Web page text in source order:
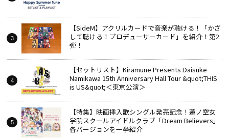
【SideM】アクリルカードで音楽が聴ける！「かざ
して聴ける！プロデューサーカード」を紹介！第2
弾！
【セットリスト】Kiramune Presents Daisuke
Namikawa 15th Anniversary Hall Tour &quot;THIS
is US&quot;＜東京公演＞
【特集】映画挿入歌シングル発売記念！蓮ノ空女
学院スクールアイドルクラブ「Dream Believers」
各バージョンを一挙紹介